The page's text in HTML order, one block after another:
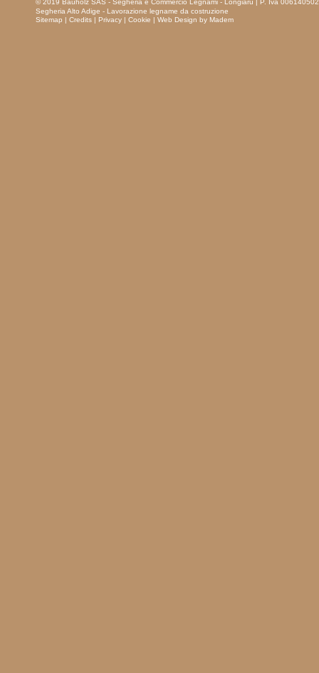
© 2019 Bauholz SAS - Segheria e Commercio Legnami - Longiarù | P. Iva
Segheria Alto Adige - Lavorazione legname da costruzione
Sitemap | Credits | Privacy | Cookie | Web Design by Madem